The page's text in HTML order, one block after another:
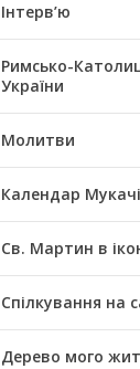
Інтерв’ю
Римсько-
України
Молитви
Календар
Св. Мартин в
Спілкування на
Дерево мого